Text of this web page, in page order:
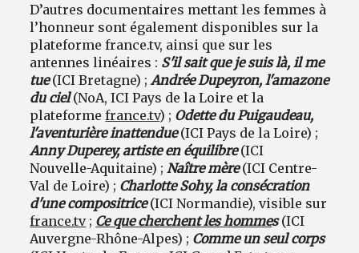
D’autres documentaires mettant les femmes à
l’honneur sont également disponibles sur la
plateforme france.tv, ainsi que sur les
antennes linéaires : S'il sait que je suis là, il me
tue(ICI Bretagne) ;Andrée Dupeyron, l'amazone
du ciel(NoA, ICI Pays de la Loire et la
plateformefrance.tv) ; Odette du Puigaudeau,
l'aventurière inattendue(ICI Pays de la Loire) ;
Anny Duperey, artiste en équilibre(ICI
Nouvelle-Aquitaine) ; Naître mère(ICI Centre-
Val de Loire) ; Charlotte Sohy, la consécration
d'une compositrice(ICI Normandie), visible sur
france.tv; Ce que cherchent les hommes(ICI
Auvergne-Rhône-Alpes) ; Comme un seul corps